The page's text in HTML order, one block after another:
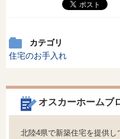
カテゴリ
住宅のお手入れ
オスカーホームブ
北陸4県で新築住宅を提供